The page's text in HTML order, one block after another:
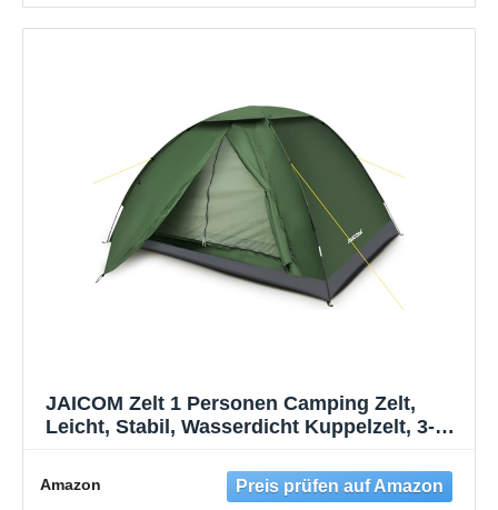
JAICOM Zelt 1 Personen Camping Zelt,
Leicht, Stabil, Wasserdicht Kuppelzelt, 3-4
Packmaß, für Camping, Trekking, Familie,
Outdoor
Amazon